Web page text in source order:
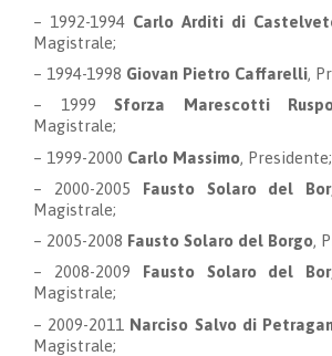
– 1992-1994 Carlo Arditi di
Magistrale;
– 1994-1998 Giovan Pietro Caffarelli,
– 1999Sforza Marescotti
Magistrale;
– 1999-2000 Carlo Massimo, Presidente;
– 2000-2005 Fausto Solaro del
Magistrale;
– 2005-2008 Fausto Solaro del Borgo,
– 2008-2009 Fausto Solaro del
Magistrale;
– 2009-2011 Narciso Salvo di
Magistrale;